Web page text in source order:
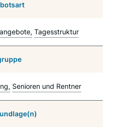
Tagesstruktur
Senioren und Rentner